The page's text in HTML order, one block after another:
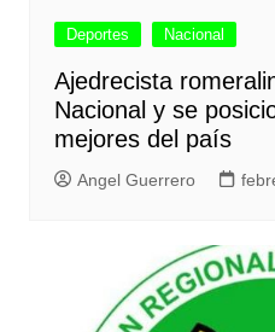
Deportes Nacional
Ajedrecista
Nacional y se
mejores del país
Angel Guerrero